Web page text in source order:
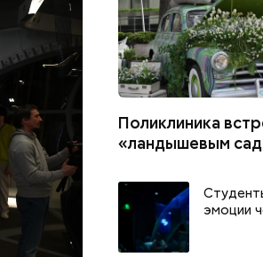
—
Поликлиника
«ландышевым
эмоции